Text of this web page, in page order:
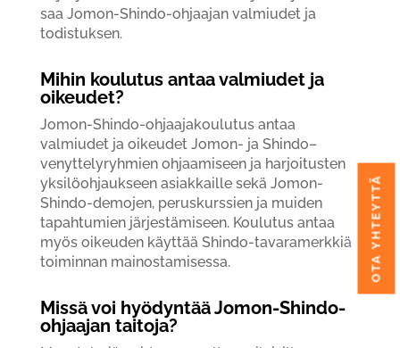
saa Jomon-Shindo-ohjaajan valmiudet ja
todistuksen.
Mihin koulutus antaa valmiudet ja
oikeudet?
Jomon-Shindo-ohjaajakoulutus antaa
valmiudet ja oikeudet Jomon- ja Shindo–
venyttelyryhmien ohjaamiseen ja harjoitusten
yksilöohjaukseen asiakkaille sekä Jomon-
Shindo-demojen, peruskurssien ja muiden
tapahtumien järjestämiseen. Koulutus antaa
myös oikeuden käyttää Shindo-tavaramerkkiä
toiminnan mainostamisessa.
Missä voi hyödyntää Jomon-Shindo-
ohjaajan taitoja?
OTA YHTEYTTÄ